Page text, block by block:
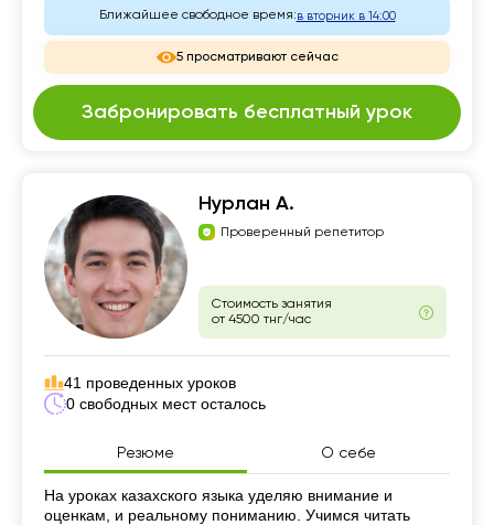
Ближайшее свободное время:в вторник в 14:00
5 просматривают сейчас
Забронировать бесплатный урок
Нурлан А.
Проверенный репетитор
Стоимость занятия
от 4500 тнг/час
41 проведенных уроков
0 свободных мест осталось
Резюме О себе
Резюме
На уроках казахского языка уделяю внимание и
оценкам, и реальному пониманию. Учимся читать